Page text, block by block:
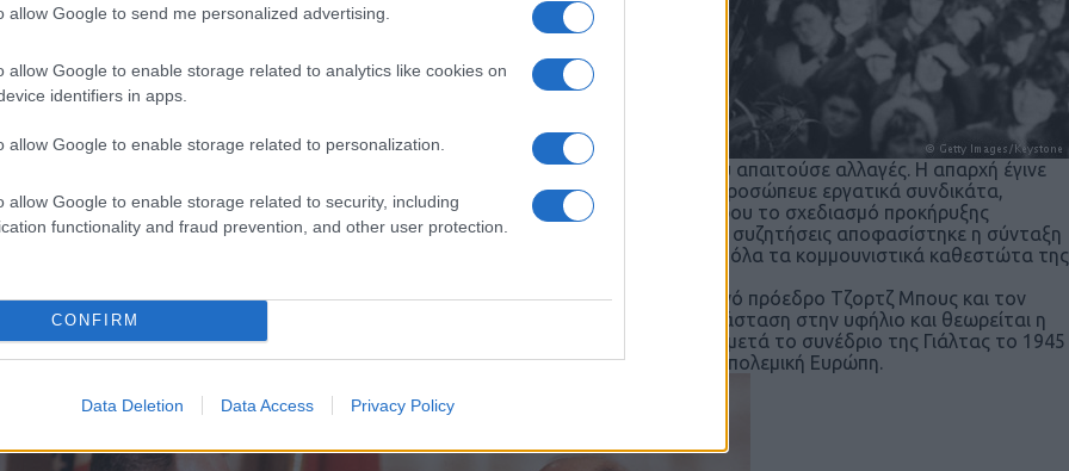
allow Google to send me personalized advertising.
allow Google to enable storage related to analytics like cookies on
identifiers in apps.
allow Google to enable storage related to personalization.
allow Google to enable storage related to security, including
functionality and fraud prevention, and other user protection.
CONFIRM
Data Deletion Data Access Privacy Policy
από τα ανωτέρω όμως δεν ήταν δυνατό να συγκρατήσουν το λαϊκό αίσθημα που απαιτούσε αλλαγές. Η απαρχή έγινε
όπου το κόμμα της Αλληλεγγύης, με επικεφαλής τον Λεχ Βαλέσα, που αντιπροσώπευε εργατικά συνδικάτα,
να διαπραγματευτεί αφενός την αναγνώρισή του ως νόμιμο κόμμα και αφετέρου το σχεδιασμό προκήρυξης
εκλογών, τις οποίες κατόπιν κέρδισε. Παρομοίως στην Ουγγαρία, ύστερα από συζητήσεις αποφασίστηκε η σύνταξη
συντάγματος που επέτρεπε τη λειτουργία πολλών κομμάτων. Ως τα μέσα του 1990 όλα τα κομμουνιστικά καθεστώτα της
της Μάλτας που έλαβε χώρα στις 2 Δεκεμβρίου 1989, ανάμεσα στον Αμερικανό πρόεδρο Τζορτζ Μπους και τον
της Σοβιετικής Ένωσης Μιχαήλ Γκορμπατσόφ, πραγματεύτηκε την μετά ΕΣΣΔ κατάσταση στην υφήλιο και θεωρείται η
λήξης του Ψυχρού Πολέμου. Θεωρείται επίσης και η σπουδαιότερη σύνοδος μετά το συνέδριο της Γιάλτας το 1945
νικητές του 2ου ΠΠ, καθόρισαν τη σφαίρα επηρροής των κρατών τους στη μεταπολεμική Ευρώπη.